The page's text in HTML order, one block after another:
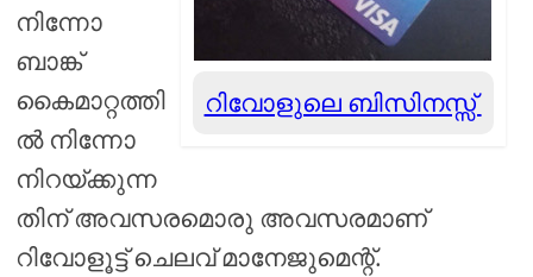
റിവോളുലെ ബിസിനസ്സ്
നിന്നോ
ബാങ്ക്
കൈമാറ്റത്തി
ൽ നിന്നോ
നിറയ്ക്കുന്ന
തിന് അവസരമൊരു അവസരമാണ്
റിവോളൂട്ട് ചെലവ് മാനേജുമെന്റ്.